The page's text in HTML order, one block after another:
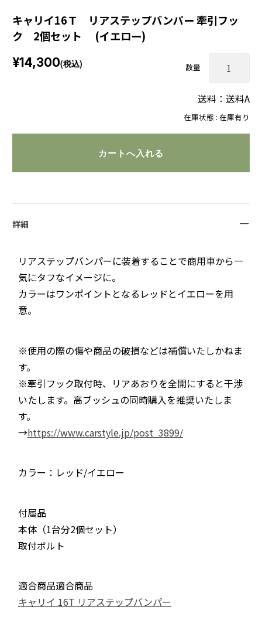
キャリイ16Ｔ リアステップバンパー 牽引フッ
ク 2個セット (イエロー)
在庫状態 : 在庫有り
¥14,300(税込) 数量
送料：送料A
詳細
リアステップバンパーに装着することで商用車から一
気にタフなイメージに。
カラーはワンポイントとなるレッドとイエローを用
意。
※使用の際の傷や商品の破損などは補償いたしかねま
す。
※牽引フック取付時、リアあおりを全開にすると干渉
いたします。高ブッシュの同時購入を推奨いたしま
す。
→https://www.carstyle.jp/post_3899/
カラー：レッド/イエロー
付属品
本体（1台分2個セット）
取付ボルト
適合商品適合商品
キャリイ 16T リアステップバンパー